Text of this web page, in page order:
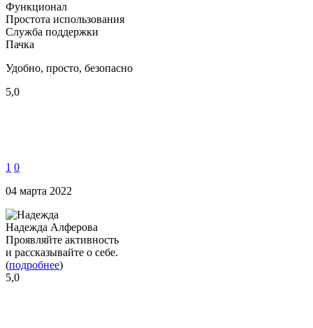
Функционал
Простота использования
Служба поддержки
Пачка
Удобно, просто, безопасно
5,0
1 0
04 марта 2022
Надежда Алферова
Проявляйте активность
и рассказывайте о себе.
(подробнее)
5,0